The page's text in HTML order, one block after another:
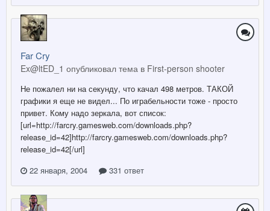
Far Cry
Ex@ltED_1 опубликовал тема в First-person shooter
Не пожалел ни на секунду, что качал 498 метров. ТАКОЙ
графики я еще не видел... По играбельности тоже - просто
привет. Кому надо зеркала, вот список:
[url=http://farcry.gamesweb.com/downloads.php?
release_id=42]http://farcry.gamesweb.com/downloads.php?
release_id=42[/url]
22 января, 2004
331 ответ